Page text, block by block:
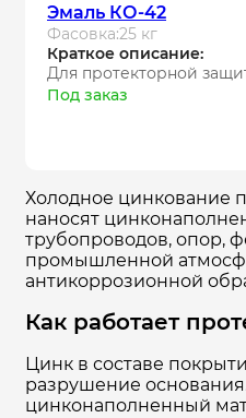
Эмаль КО-42
Фасовка:25 кг
Краткое описание:
Для протекторной
Под заказ
Холодное цинкование
наносят
трубопроводов, опор,
промышленной
антикоррозионной
Как работает
Цинк в составе
разрушение
цинконаполненный